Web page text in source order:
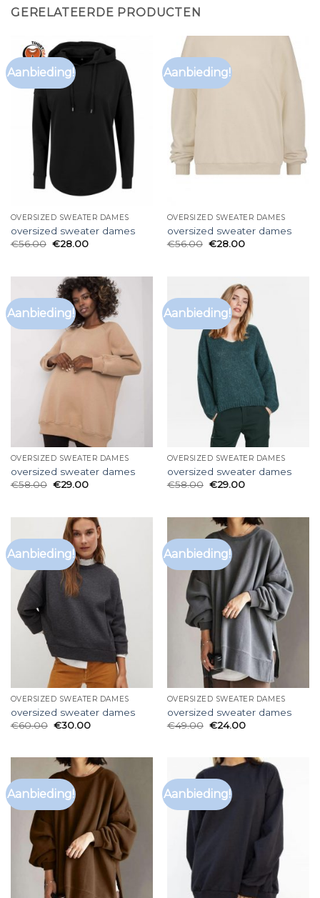
GERELATEERDE PRODUCTEN
Aanbieding!
OVERSIZED SWEATER DAMES
oversized sweater dames
€56.00 €28.00
Aanbieding!
OVERSIZED SWEATER DAMES
oversized sweater dames
€56.00 €28.00
Aanbieding!
OVERSIZED SWEATER DAMES
oversized sweater dames
€58.00 €29.00
Aanbieding!
OVERSIZED SWEATER DAMES
oversized sweater dames
€58.00 €29.00
Aanbieding!
OVERSIZED SWEATER DAMES
oversized sweater dames
€60.00 €30.00
Aanbieding!
OVERSIZED SWEATER DAMES
oversized sweater dames
€49.00 €24.00
Aanbieding! Aanbieding!